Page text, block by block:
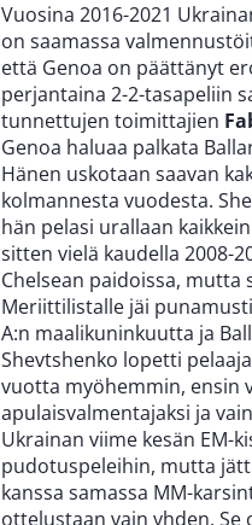
Vuosina 2016-2021
on saamassa
että Genoa on päättänyt
perjantaina 2-2-tasapeliin
tunnettujen toimittajien
Genoa haluaa palkata
Hänen uskotaan saavan
kolmannesta vuodesta.
hän pelasi urallaan
sitten vielä kaudella 2008-
Chelsean paidoissa,
Meriittilistalle jäi
A:n maalikuninkuutta ja
Shevtshenko lopetti
vuotta myöhemmin, ensin
apulaisvalmentajaksi ja
Ukrainan viime kesän EM-
pudotuspeleihin, mutta
kanssa samassa MM-
ottelustaan vain yhden. Se